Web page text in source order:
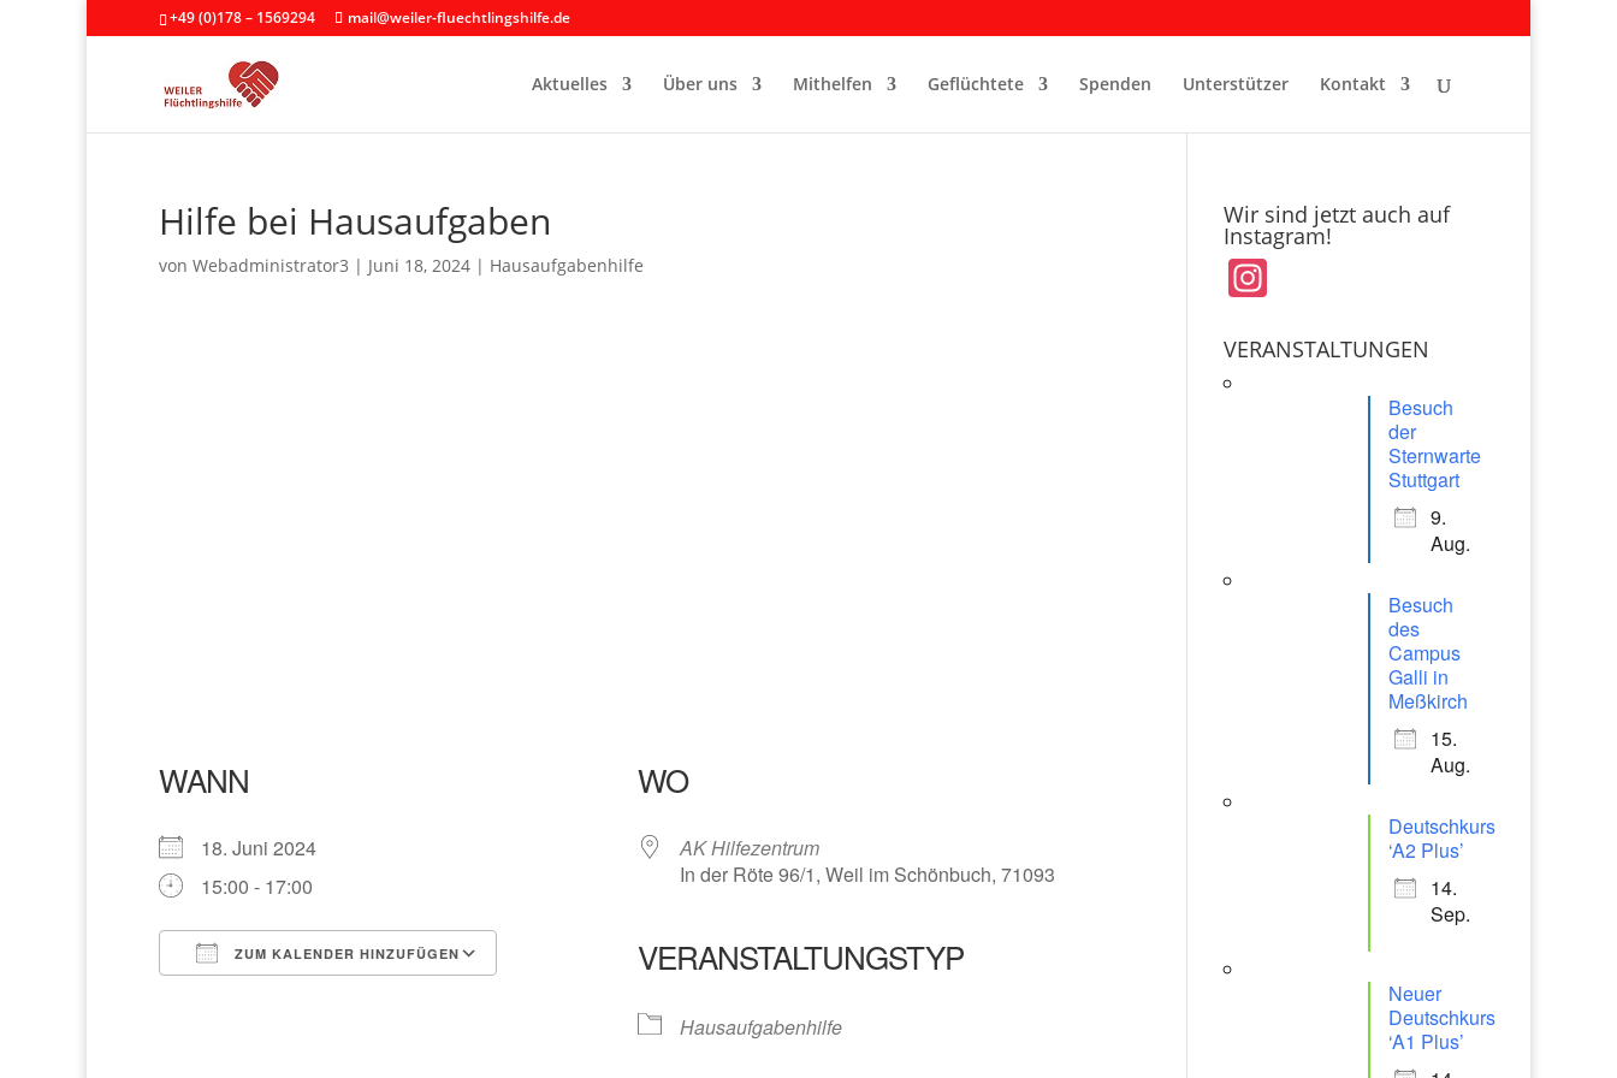
+49 (0)178 – 1569294 mail@weiler-fluechtlingshilfe.de
Aktuelles Über uns Mithelfen Geflüchtete Spenden Unterstützer Kontakt
Hilfe bei Hausaufgaben
von Webadministrator3 | Juni 18, 2024 | Hausaufgabenhilfe
WANN
18. Juni 2024
15:00 - 17:00
ZUM KALENDER HINZUFÜGEN
WO
AK Hilfezentrum
In der Röte 96/1, Weil im Schönbuch, 71093
VERANSTALTUNGSTYP
Hausaufgabenhilfe
Wir sind jetzt auch auf
Instagram!
In
a
VERANSTALTUNGEN
Besuch
der
Sternwarte
Stuttgart
9.
Aug.
Besuch
des
Campus
Galli in
Meßkirch
15.
Aug.
Deutschkurs
‘A2 Plus’
14.
Sep.
Neuer
Deutschkurs
‘A1 Plus’